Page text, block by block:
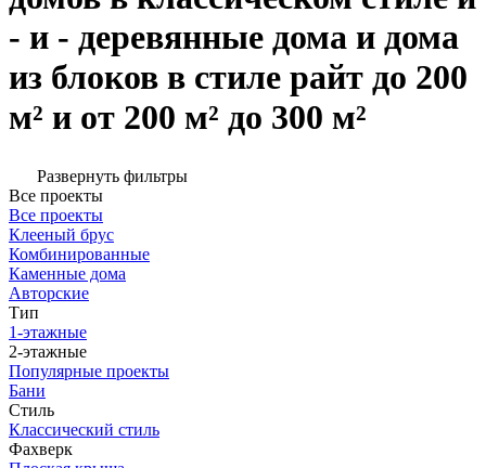
- и - деревянные дома и дома
из блоков в стиле райт до 200
м² и от 200 м² до 300 м²
Развернуть фильтры
Все проекты
Все проекты
Клееный брус
Комбинированные
Каменные дома
Авторские
Тип
1-этажные
2-этажные
Популярные проекты
Бани
Стиль
Классический стиль
Фахверк